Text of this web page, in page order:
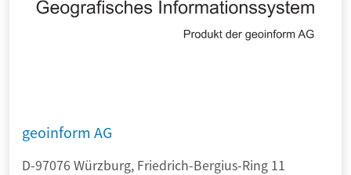
geoinform AG
D-97076 Würzburg, Friedrich-Bergius-Ring 11